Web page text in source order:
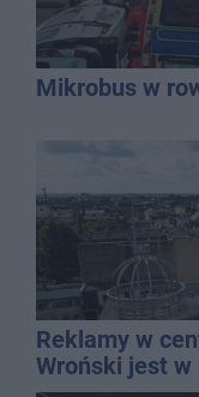
Mikrobus w
Reklamy w
Wroński jest w